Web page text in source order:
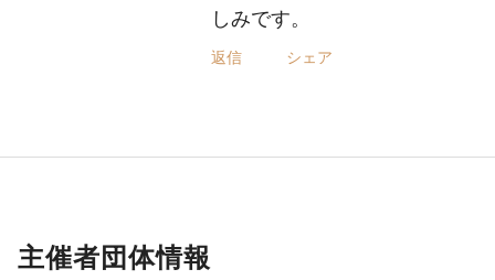
しみです。
返信 シェア
主催者団体情報